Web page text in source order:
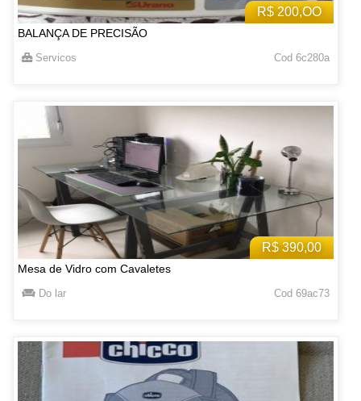
R$ 200,OO
BALANÇA DE PRECISÃO
Servicos Cod 6c280a
R$ 390,00
Mesa de Vidro com Cavaletes
Do lar Cod 69ac73